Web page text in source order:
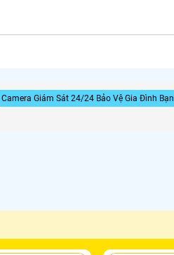
Camera Giám Sát 24/24 Bảo Vệ Gia Đình Bạn